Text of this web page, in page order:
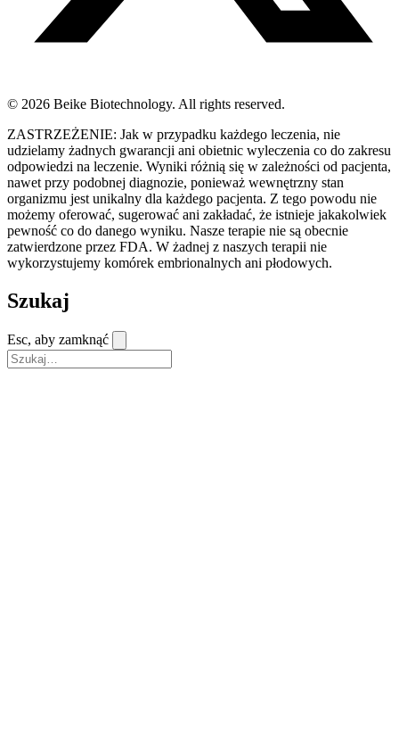
© 2026 Beike Biotechnology. All rights reserved.
ZASTRZEŻENIE: Jak w przypadku każdego leczenia, nie
udzielamy żadnych gwarancji ani obietnic wyleczenia co do zakresu
odpowiedzi na leczenie. Wyniki różnią się w zależności od pacjenta,
nawet przy podobnej diagnozie, ponieważ wewnętrzny stan
organizmu jest unikalny dla każdego pacjenta. Z tego powodu nie
możemy oferować, sugerować ani zakładać, że istnieje jakakolwiek
pewność co do danego wyniku. Nasze terapie nie są obecnie
zatwierdzone przez FDA. W żadnej z naszych terapii nie
wykorzystujemy komórek embrionalnych ani płodowych.
Szukaj
Esc, aby zamknąć